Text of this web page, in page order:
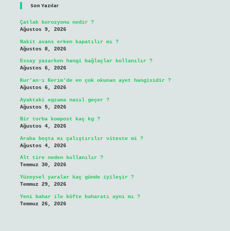
Son Yazılar
Çatlak korozyonu nedir ?
Ağustos 9, 2026
Nakit avans erken kapatılır mı ?
Ağustos 8, 2026
Essay yazarken hangi bağlaçlar kullanılır ?
Ağustos 6, 2026
Kur’an-ı Kerim’de en çok okunan ayet hangisidir ?
Ağustos 6, 2026
Ayaktaki egzama nasıl geçer ?
Ağustos 5, 2026
Bir torba kompost kaç kg ?
Ağustos 4, 2026
Araba boşta mı çalıştırılır viteste mi ?
Ağustos 4, 2026
Alt tire neden kullanılır ?
Temmuz 30, 2026
Yüzeysel yaralar kaç günde iyileşir ?
Temmuz 29, 2026
Yeni bahar ile köfte baharatı aynı mı ?
Temmuz 26, 2026